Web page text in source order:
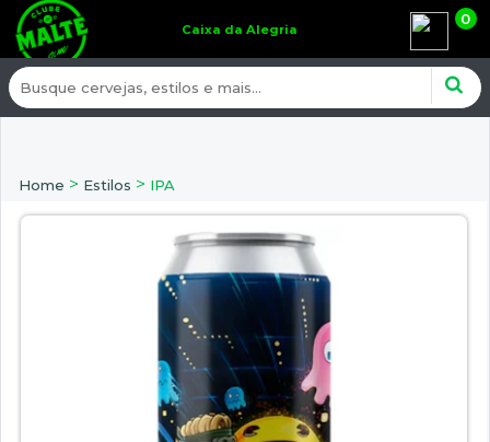
Caixa da Alegria
0
Home > Estilos > IPA